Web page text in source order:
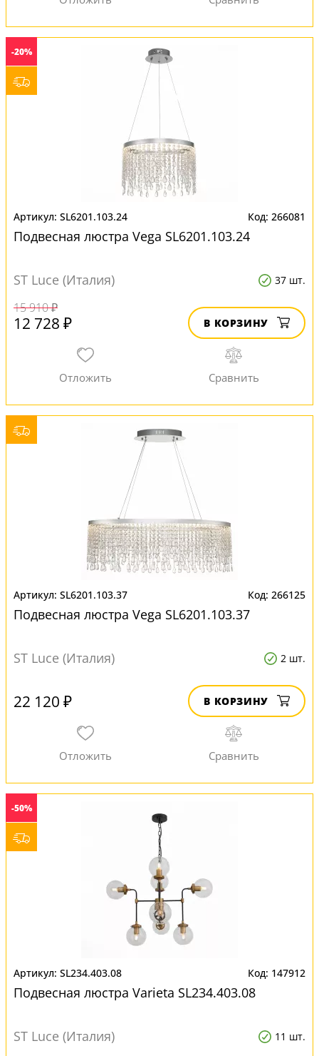
-20%
SL6201.103.24 266081
Подвесная люстра Vega SL6201.103.24
ST Luce (Италия) 37 шт.
15 910 ₽
12 728 ₽ В КОРЗИНУ
SL6201.103.37 266125
Подвесная люстра Vega SL6201.103.37
ST Luce (Италия) 2 шт.
22 120 ₽ В КОРЗИНУ
-50%
SL234.403.08 147912
Подвесная люстра Varieta SL234.403.08
ST Luce (Италия) 11 шт.